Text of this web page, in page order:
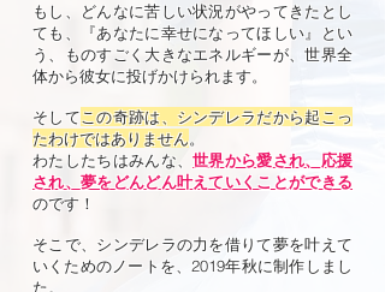
もし、どんなに苦しい状況がやってきたとし
ても、『あなたに幸せになってほしい』とい
う、ものすごく大きなエネルギーが、世界全
体から彼女に投げかけられます。
そしてこの奇跡は、シンデレラだから起こっ
たわけではありません。
わたしたちはみんな、世界から愛され、応援
され、夢をどんどん叶えていくことができる
のです！
そこで、シンデレラの力を借りて夢を叶えて
いくためのノートを、2019年秋に制作しまし
た。